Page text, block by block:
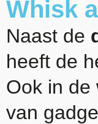
Whisk
Naast de
heeft de
Ook in de
van